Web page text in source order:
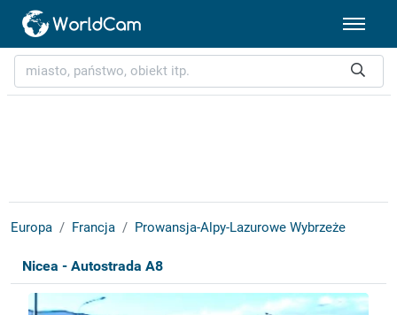
Europa Francja Prowansja-Alpy-Lazurowe Wybrzeże
Nicea - Autostrada A8